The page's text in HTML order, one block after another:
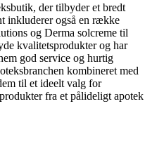
der tilbyder et bredt
inkluderer også en række
og Derma solcreme til
kvalitetsprodukter og har
god service og hurtig
kombineret med
til et ideelt valg for
fra et pålideligt apotek